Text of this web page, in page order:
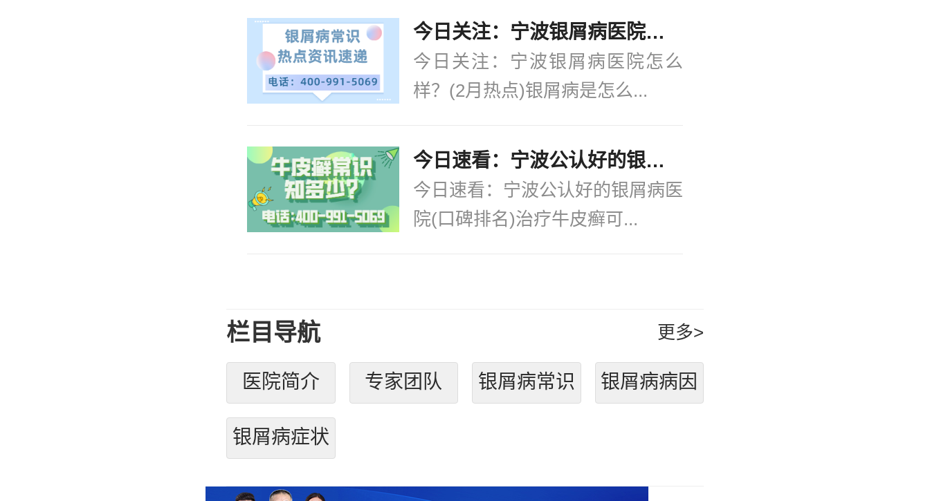
今日关注：宁波银屑病医院怎么样？(2月热点)银屑病是怎么染上的？
今日关注：宁波银屑病医院怎么
样？(2月热点)银屑病是怎么...
今日速看：宁波公认好的银屑病医院(口碑排名)治疗牛皮癣可以不吃药不打针吗？
今日速看：宁波公认好的银屑病医
院(口碑排名)治疗牛皮癣可...
栏目导航 更多>
医院简介 专家团队 银屑病常识 银屑病病因
银屑病症状